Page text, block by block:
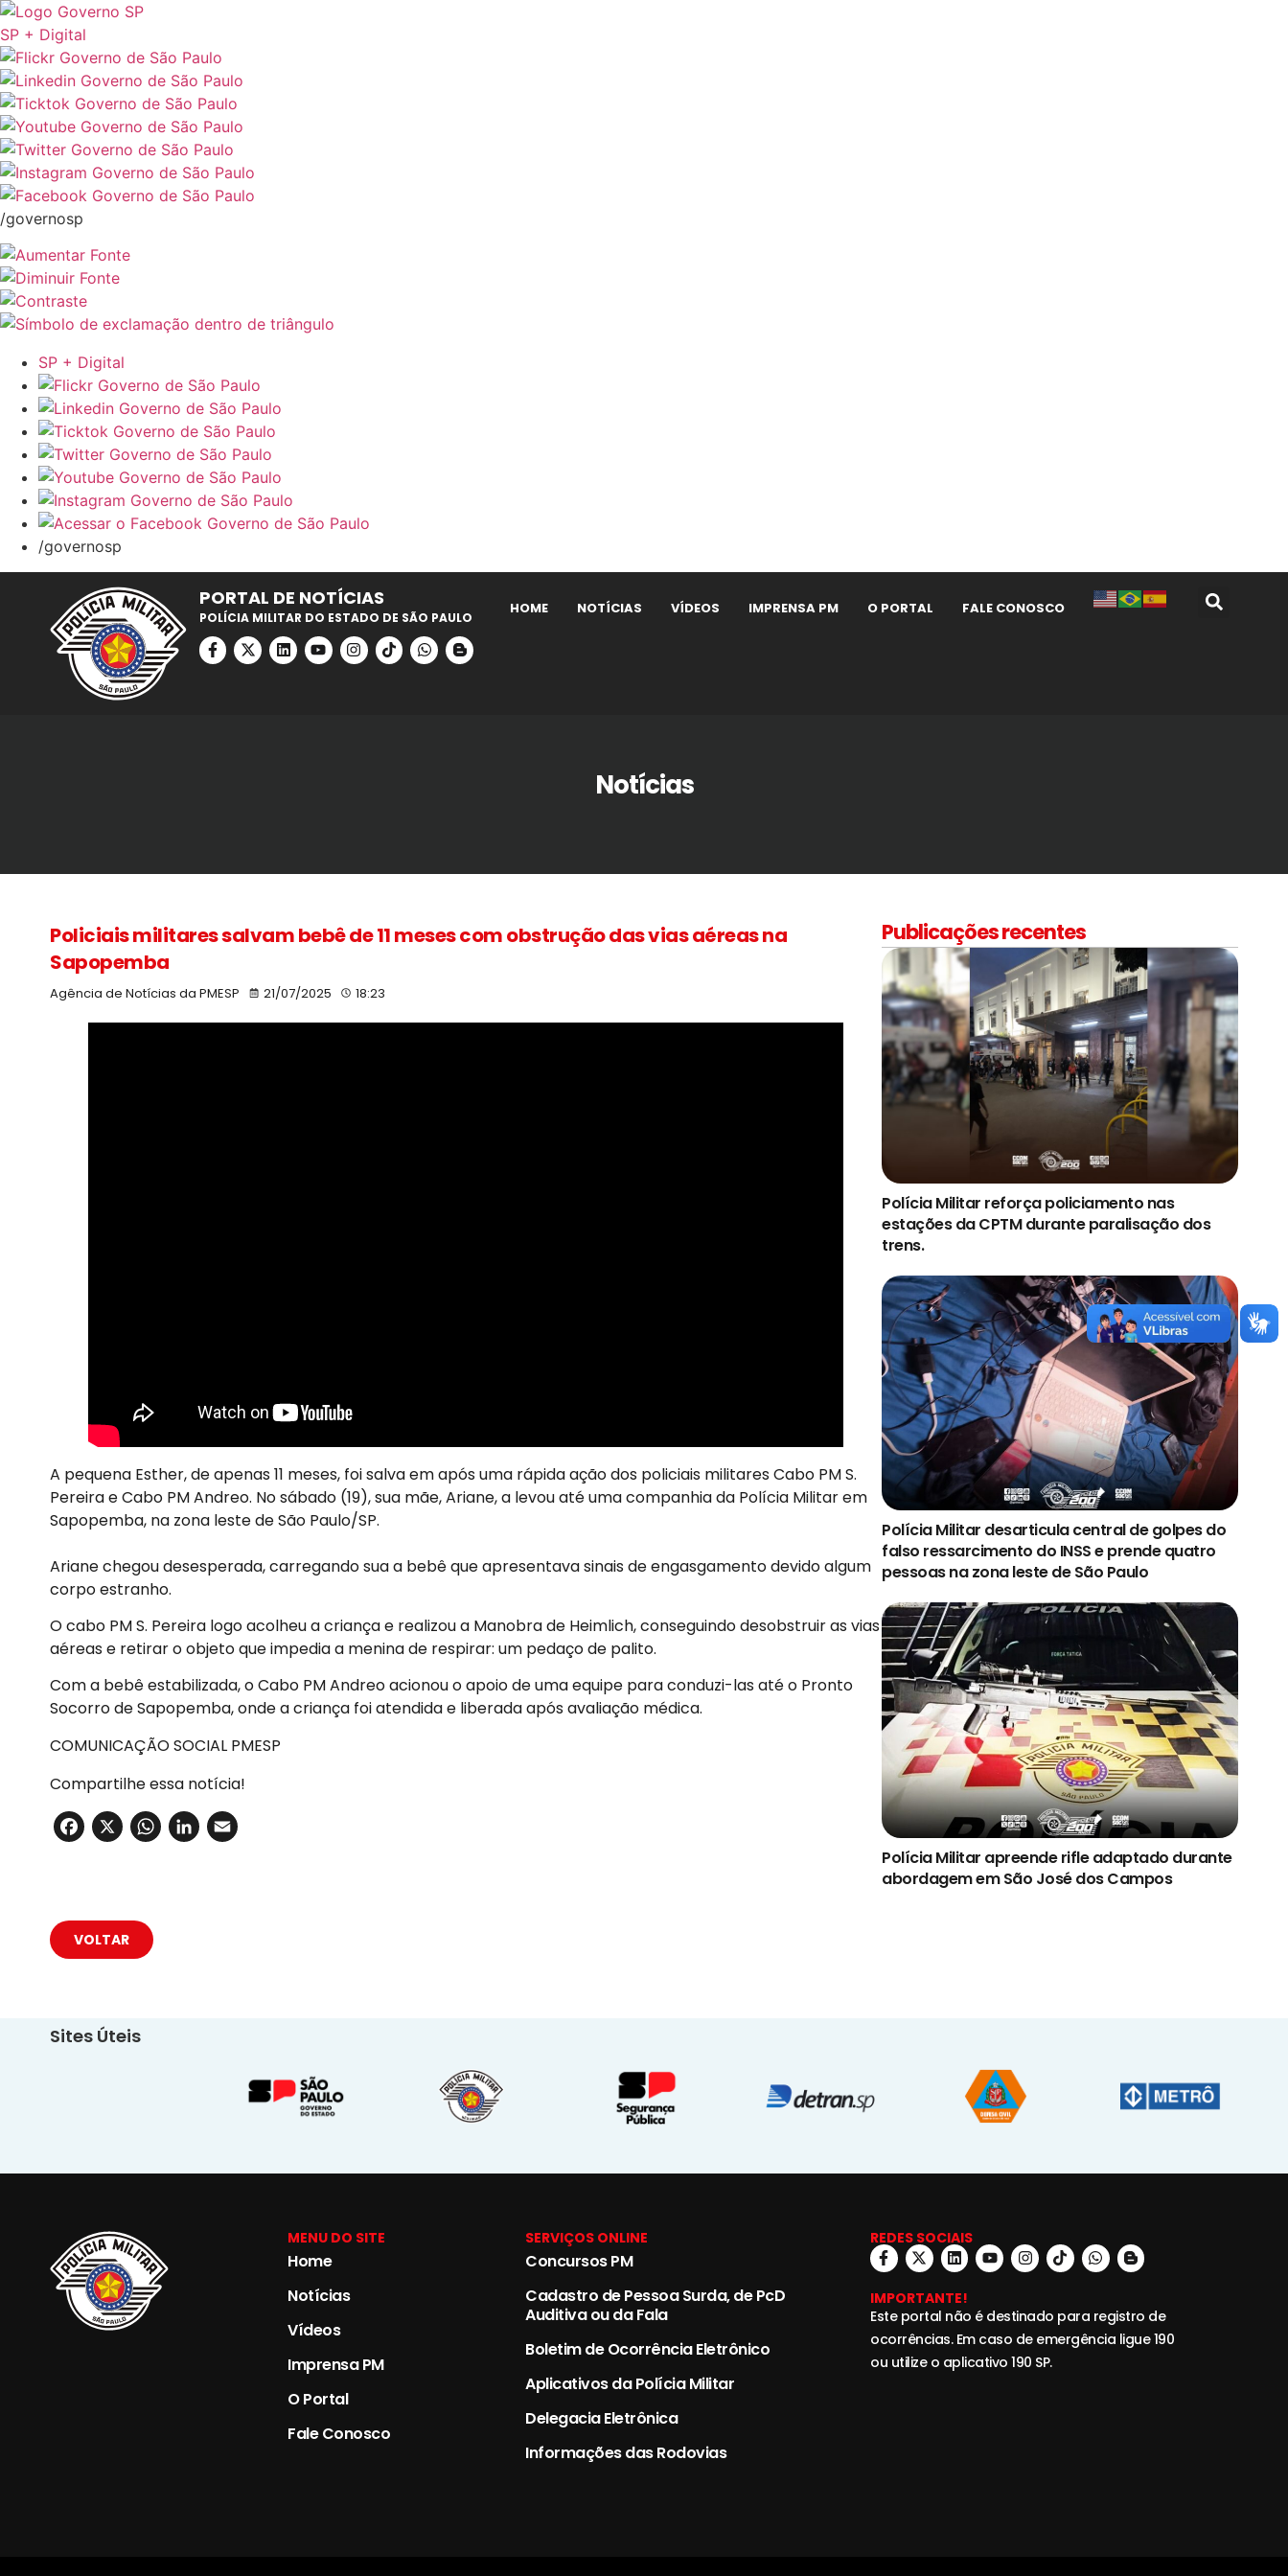
SP + Digital
/governosp
SP + Digital
/governosp
PORTAL DE NOTÍCIAS
POLÍCIA MILITAR DO ESTADO DE SÃO PAULO
HOME NOTÍCIAS VÍDEOS IMPRENSA PM O PORTAL FALE CONOSCO
Notícias
Policiais militares salvam bebê de 11 meses com obstrução das vias aéreas na
Sapopemba
Agência de Notícias da PMESP 21/07/2025 18:23
A pequena Esther, de apenas 11 meses, foi salva em após uma rápida ação dos policiais militares Cabo PM S.
Pereira e Cabo PM Andreo. No sábado (19), sua mãe, Ariane, a levou até uma companhia da Polícia Militar em
Sapopemba, na zona leste de São Paulo/SP.
Ariane chegou desesperada, carregando sua a bebê que apresentava sinais de engasgamento devido algum
corpo estranho.
O cabo PM S. Pereira logo acolheu a criança e realizou a Manobra de Heimlich, conseguindo desobstruir as vias
aéreas e retirar o objeto que impedia a menina de respirar: um pedaço de palito.
Com a bebê estabilizada, o Cabo PM Andreo acionou o apoio de uma equipe para conduzi-las até o Pronto
Socorro de Sapopemba, onde a criança foi atendida e liberada após avaliação médica.
COMUNICAÇÃO SOCIAL PMESP
Compartilhe essa notícia!
Facebook
X WhatsApp
LinkedIn
Publicações recentes
Polícia Militar reforça policiamento nas
estações da CPTM durante paralisação dos
trens.
Polícia Militar desarticula central de golpes do
falso ressarcimento do INSS e prende quatro
pessoas na zona leste de São Paulo
Polícia Militar apreende rifle adaptado durante
abordagem em São José dos Campos
VOLTAR
Sites Úteis
MENU DO SITE
Home
Notícias
Vídeos
Imprensa PM
O Portal
Fale Conosco
SERVIÇOS ONLINE
Concursos PM
Cadastro de Pessoa Surda, de PcD
Auditiva ou da Fala
Boletim de Ocorrência Eletrônico
Aplicativos da Polícia Militar
Delegacia Eletrônica
Informações das Rodovias
REDES SOCIAIS
IMPORTANTE!
Este portal não é destinado para registro de
ocorrências. Em caso de emergência ligue 190
ou utilize o aplicativo 190 SP.